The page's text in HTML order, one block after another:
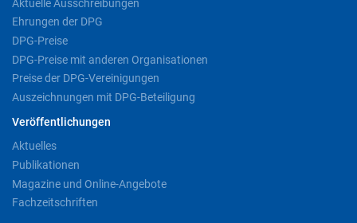
Aktuelle Ausschreibungen
Ehrungen der DPG
DPG-Preise
DPG-Preise mit anderen Organisationen
Preise der DPG-Vereinigungen
Auszeichnungen mit DPG-Beteiligung
Veröffentlichungen
Aktuelles
Publikationen
Magazine und Online-Angebote
Fachzeitschriften